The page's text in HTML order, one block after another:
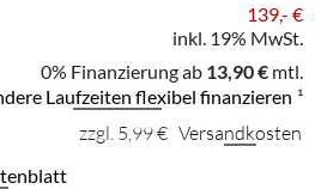
139,- €
inkl. 19% MwSt.
0% Finanzierung ab 13,90 € mtl.
Laufzeiten flexibel finanzieren ¹
zzgl. 5,99 € Versandkosten